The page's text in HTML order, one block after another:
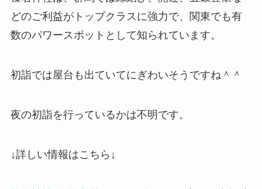
どのご利益がトップクラスに強力で、関東でも有
数のパワースポットとして知られています。
初詣では屋台も出ていてにぎわいそうですね＾＾
夜の初詣を行っているかは不明です。
↓詳しい情報はこちら↓